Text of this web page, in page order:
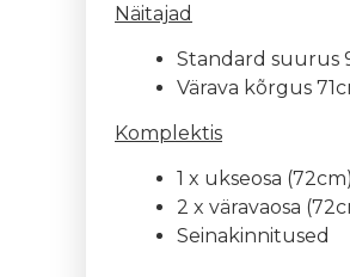
Näitajad
Standard suurus
Värava kõrgus
Komplektis
1 x ukseosa (72cm)
2 x väravaosa
Seinakinnitused